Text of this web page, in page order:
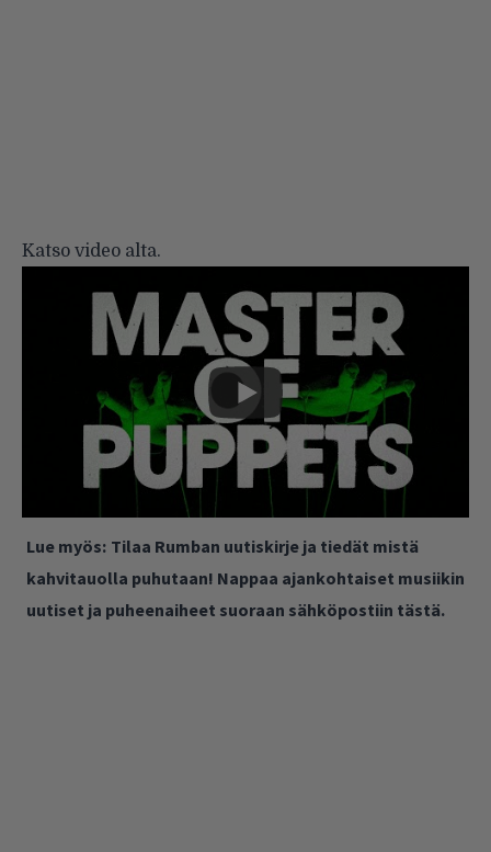
Katso video alta.
Lue myös: Tilaa Rumban uutiskirje ja tiedät mistä
kahvitauolla puhutaan! Nappaa ajankohtaiset musiikin
uutiset ja puheenaiheet suoraan sähköpostiin tästä.